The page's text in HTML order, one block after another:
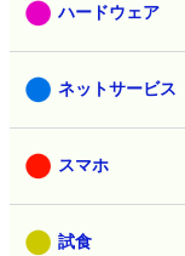
ハードウェア
ネットサービス
スマホ
試食